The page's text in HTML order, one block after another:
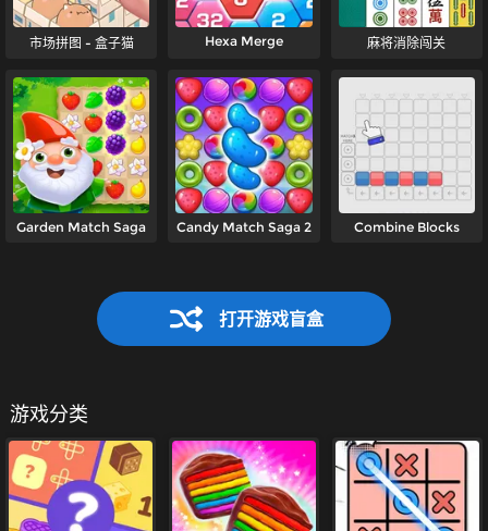
市场拼图 - 盒子猫 Hexa Merge 麻将消除闯关
Garden Match Saga Candy Match Saga 2 Combine Blocks
打开游戏盲盒
游戏分类